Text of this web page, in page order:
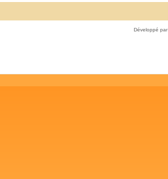
Développé par